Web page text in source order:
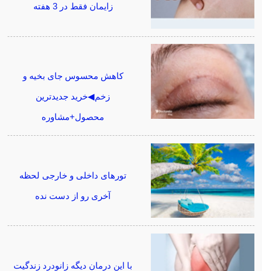
زایمان فقط در 3 هفته
کاهش محسوس جای بخیه و
زخم◀خرید جدیدترین
محصول+مشاوره
تورهای داخلی و خارجی لحظه
آخری رو از دست نده
با این درمان دیگه زانودرد زندگیت